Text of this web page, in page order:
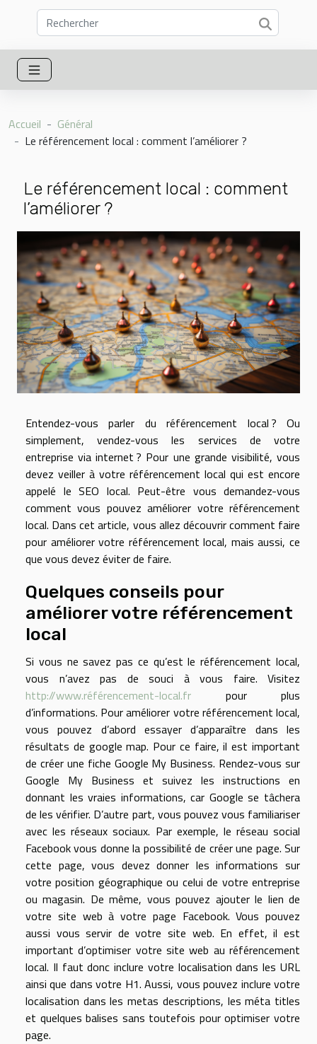
Accueil
Général
Le référencement local : comment l’améliorer ?
Le référencement local : comment
l’améliorer ?
Entendez-vous parler du référencement local ? Ou
simplement, vendez-vous les services de votre
entreprise via internet ? Pour une grande visibilité, vous
devez veiller à votre référencement local qui est encore
appelé le SEO local. Peut-être vous demandez-vous
comment vous pouvez améliorer votre référencement
local. Dans cet article, vous allez découvrir comment faire
pour améliorer votre référencement local, mais aussi, ce
que vous devez éviter de faire.
Quelques conseils pour
améliorer votre référencement
local
Si vous ne savez pas ce qu’est le référencement local,
vous n’avez pas de souci à vous faire. Visitez
http://www.référencement-local.fr pour plus
d’informations. Pour améliorer votre référencement local,
vous pouvez d’abord essayer d’apparaître dans les
résultats de google map. Pour ce faire, il est important
de créer une fiche Google My Business. Rendez-vous sur
Google My Business et suivez les instructions en
donnant les vraies informations, car Google se tâchera
de les vérifier. D’autre part, vous pouvez vous familiariser
avec les réseaux sociaux. Par exemple, le réseau social
Facebook vous donne la possibilité de créer une page. Sur
cette page, vous devez donner les informations sur
votre position géographique ou celui de votre entreprise
ou magasin. De même, vous pouvez ajouter le lien de
votre site web à votre page Facebook. Vous pouvez
aussi vous servir de votre site web. En effet, il est
important d’optimiser votre site web au référencement
local. Il faut donc inclure votre localisation dans les URL
ainsi que dans votre H1. Aussi, vous pouvez inclure votre
localisation dans les metas descriptions, les méta titles
et quelques balises sans toutefois pour optimiser votre
page.